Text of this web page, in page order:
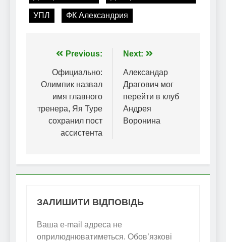
УПЛ ФК Александрия
Навігація
записів
Previous:
Официально:
Олимпик назвал
имя главного
тренера, Яя Туре
сохранил пост
ассистента
Next:
Александар
Драгович мог
перейти в клуб
Андрея
Воронина
ЗАЛИШИТИ ВІДПОВІДЬ
Ваша e-mail адреса не
оприлюднюватиметься. Обов’язкові